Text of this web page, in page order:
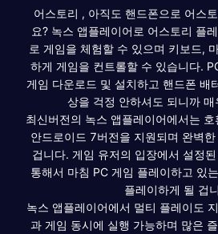
어스토리 , 아직도 핸드폰으로 어스
요? 녹스 앱플레이어로 어스토리 플
로 게임을 체험할 수 있으며 키보드,
하게 게임을 컨트롤할 수 있습니다.
게임 다운로드 및 설치하고 핸드폰 배
상을 걱정 안하셔도 되니까
최신버전의 녹스 앱플레이어에서는
안드로이드 7버전을 지원되며 완벽
겁니다. 게임 유저의 입장에서 설정
통해서 마침 PC 게임 플레이하고 있
플레이하게 될 겁
녹스 앱플레이어에서 멀티 플레이도
과 게임 동시에 실행 가능하며 많은